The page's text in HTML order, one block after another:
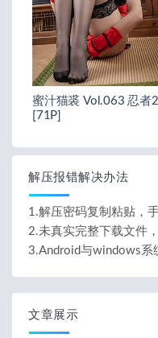
蜜汁猫裘 Vol.063 忍者2
[71P]
解压报错解决办法
1.解压密码复制粘贴，
2.未真实完整下载文件
3.Android与windows系
文章展示